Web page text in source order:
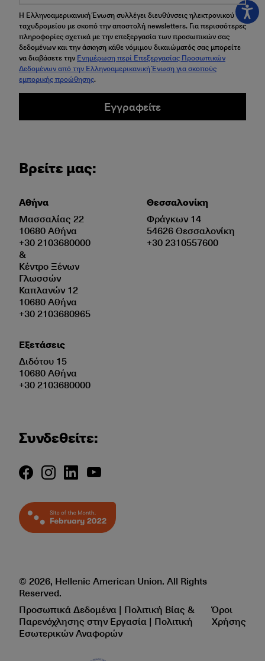
Η Ελληνοαμερικανική Ένωση συλλέγει διευθύνσεις ηλεκτρονικού
ταχυδρομείου με σκοπό την αποστολή newsletters. Για περισσότερες
πληροφορίες σχετικά με την επεξεργασία των προσωπικών σας
δεδομένων και την άσκηση κάθε νόμιμου δικαιώματός σας μπορείτε
να διαβάσετε την Ενημέρωση περί Επεξεργασίας Προσωπικών
Δεδομένων από την Ελληνοαμερικανική Ένωση για σκοπούς
εμπορικής προώθησης.
Εγγραφείτε
Βρείτε μας:
Αθήνα
Μασσαλίας 22
10680 Αθήνα
+30 2103680000
&
Κέντρο Ξένων
Γλωσσών
Καπλανών 12
10680 Αθήνα
+30 2103680965
Εξετάσεις
Διδότου 15
10680 Αθήνα
+30 2103680000
Θεσσαλονίκη
Φράγκων 14
54626 Θεσσαλονίκη
+30 2310557600
Συνδεθείτε:
© 2026, Hellenic American Union. All Rights
Reserved.
Προσωπικά Δεδομένα | Πολιτική Βίας &
Παρενόχλησης στην Εργασία | Πολιτική
Εσωτερικών Αναφορών
Όροι
Χρήσης